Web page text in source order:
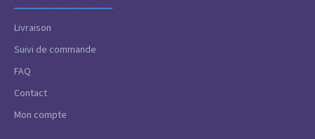
Livraison
Suivi de commande
FAQ
Contact
Mon compte